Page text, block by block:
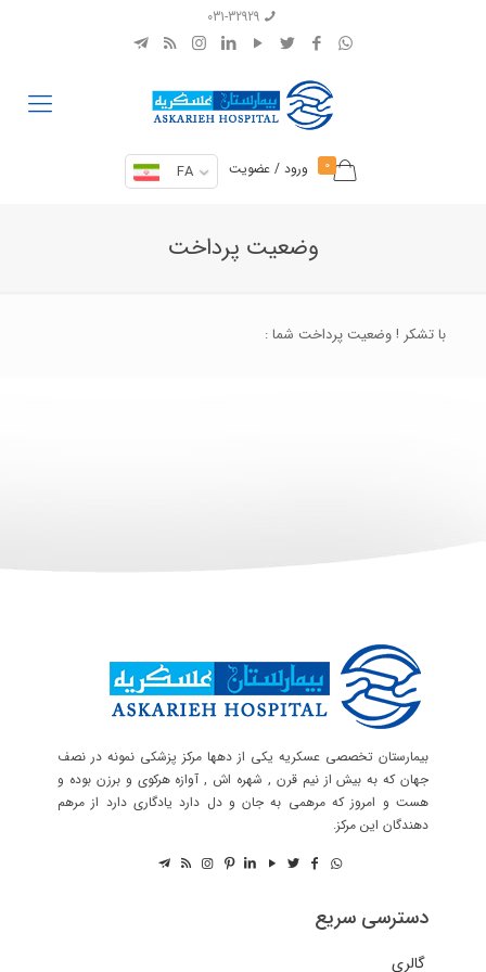
031-32929
0 ورود / عضویت FA
وضعیت پرداخت
با تشکر ! وضعیت پرداخت شما :
بیمارستان تخصصی عسکریه یکی از دهها مرکز پزشکی نمونه در نصف
جهان که به بیش از نیم قرن , شهره اش , آوازه هرکوی و برزن بوده و
هست و امروز که مرهمی به جان و دل دارد یادگاری دارد از مرهم
دهندگان این مرکز.
دسترسی سریع
گالری